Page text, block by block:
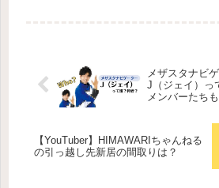
メザスタナビ
J（ジェイ）っ
メンバーたち
【YouTuber】HIMAWARIちゃんねる
の引っ越し先新居の間取りは？